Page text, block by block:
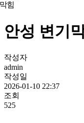
힘
안성 변기
작성자
admin
작성일
2026-01-10 22:37
조회
525